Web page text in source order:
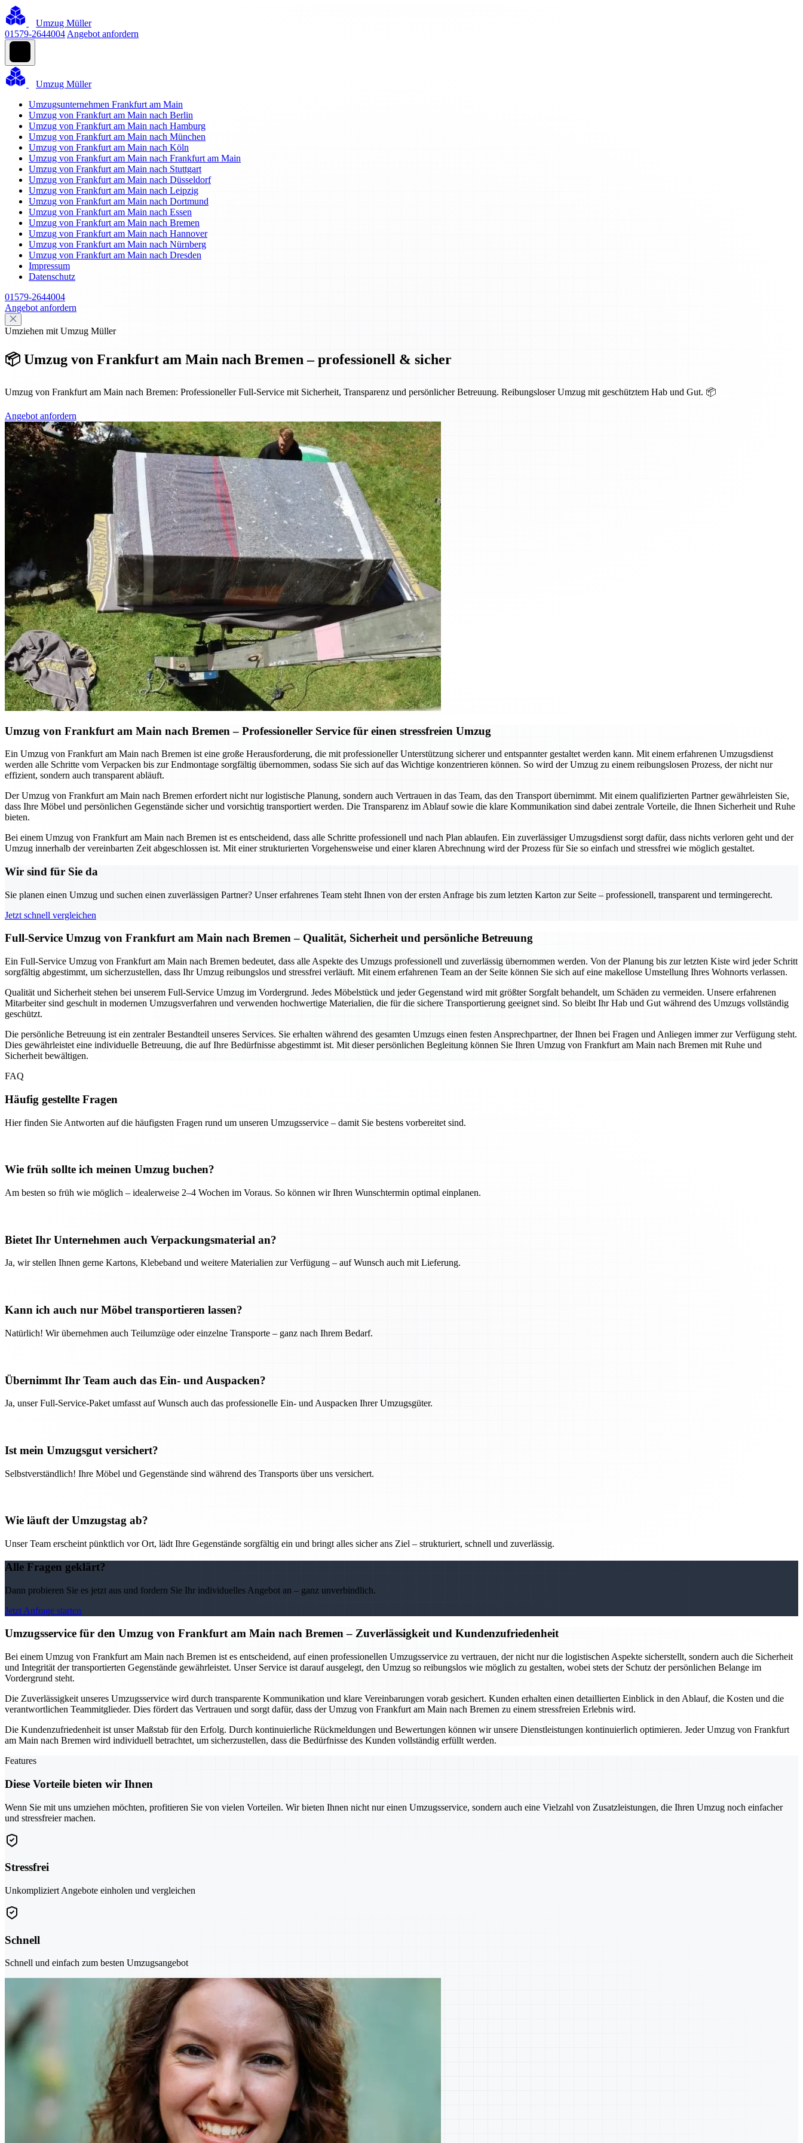
Umzug Müller
01579-2644004 Angebot anfordern
Umzug Müller
Umzugsunternehmen Frankfurt am Main
Umzug von Frankfurt am Main nach Berlin
Umzug von Frankfurt am Main nach Hamburg
Umzug von Frankfurt am Main nach München
Umzug von Frankfurt am Main nach Köln
Umzug von Frankfurt am Main nach Frankfurt am Main
Umzug von Frankfurt am Main nach Stuttgart
Umzug von Frankfurt am Main nach Düsseldorf
Umzug von Frankfurt am Main nach Leipzig
Umzug von Frankfurt am Main nach Dortmund
Umzug von Frankfurt am Main nach Essen
Umzug von Frankfurt am Main nach Bremen
Umzug von Frankfurt am Main nach Hannover
Umzug von Frankfurt am Main nach Nürnberg
Umzug von Frankfurt am Main nach Dresden
Impressum
Datenschutz
01579-2644004
Angebot anfordern
Umziehen mit Umzug Müller
📦 Umzug von Frankfurt am Main nach Bremen – professionell & sicher
Umzug von Frankfurt am Main nach Bremen: Professioneller Full-Service mit Sicherheit, Transparenz und persönlicher Betreuung. Reibungsloser Umzug mit geschütztem Hab und Gut. 📦
Angebot anfordern
Umzug von Frankfurt am Main nach Bremen – Professioneller Service für einen stressfreien Umzug
Ein Umzug von Frankfurt am Main nach Bremen ist eine große Herausforderung, die mit professioneller Unterstützung sicherer und entspannter gestaltet werden kann. Mit einem erfahrenen Umzugsdienst
werden alle Schritte vom Verpacken bis zur Endmontage sorgfältig übernommen, sodass Sie sich auf das Wichtige konzentrieren können. So wird der Umzug zu einem reibungslosen Prozess, der nicht nur
effizient, sondern auch transparent abläuft.
Der Umzug von Frankfurt am Main nach Bremen erfordert nicht nur logistische Planung, sondern auch Vertrauen in das Team, das den Transport übernimmt. Mit einem qualifizierten Partner gewährleisten Sie,
dass Ihre Möbel und persönlichen Gegenstände sicher und vorsichtig transportiert werden. Die Transparenz im Ablauf sowie die klare Kommunikation sind dabei zentrale Vorteile, die Ihnen Sicherheit und Ruhe
bieten.
Bei einem Umzug von Frankfurt am Main nach Bremen ist es entscheidend, dass alle Schritte professionell und nach Plan ablaufen. Ein zuverlässiger Umzugsdienst sorgt dafür, dass nichts verloren geht und der
Umzug innerhalb der vereinbarten Zeit abgeschlossen ist. Mit einer strukturierten Vorgehensweise und einer klaren Abrechnung wird der Prozess für Sie so einfach und stressfrei wie möglich gestaltet.
Wir sind für Sie da
Sie planen einen Umzug und suchen einen zuverlässigen Partner? Unser erfahrenes Team steht Ihnen von der ersten Anfrage bis zum letzten Karton zur Seite – professionell, transparent und termingerecht.
Jetzt schnell vergleichen
Full-Service Umzug von Frankfurt am Main nach Bremen – Qualität, Sicherheit und persönliche Betreuung
Ein Full-Service Umzug von Frankfurt am Main nach Bremen bedeutet, dass alle Aspekte des Umzugs professionell und zuverlässig übernommen werden. Von der Planung bis zur letzten Kiste wird jeder Schritt
sorgfältig abgestimmt, um sicherzustellen, dass Ihr Umzug reibungslos und stressfrei verläuft. Mit einem erfahrenen Team an der Seite können Sie sich auf eine makellose Umstellung Ihres Wohnorts verlassen.
Qualität und Sicherheit stehen bei unserem Full-Service Umzug im Vordergrund. Jedes Möbelstück und jeder Gegenstand wird mit größter Sorgfalt behandelt, um Schäden zu vermeiden. Unsere erfahrenen
Mitarbeiter sind geschult in modernen Umzugsverfahren und verwenden hochwertige Materialien, die für die sichere Transportierung geeignet sind. So bleibt Ihr Hab und Gut während des Umzugs vollständig
geschützt.
Die persönliche Betreuung ist ein zentraler Bestandteil unseres Services. Sie erhalten während des gesamten Umzugs einen festen Ansprechpartner, der Ihnen bei Fragen und Anliegen immer zur Verfügung steht.
Dies gewährleistet eine individuelle Betreuung, die auf Ihre Bedürfnisse abgestimmt ist. Mit dieser persönlichen Begleitung können Sie Ihren Umzug von Frankfurt am Main nach Bremen mit Ruhe und
Sicherheit bewältigen.
FAQ
Häufig gestellte Fragen
Hier finden Sie Antworten auf die häufigsten Fragen rund um unseren Umzugsservice – damit Sie bestens vorbereitet sind.
Wie früh sollte ich meinen Umzug buchen?
Am besten so früh wie möglich – idealerweise 2–4 Wochen im Voraus. So können wir Ihren Wunschtermin optimal einplanen.
Bietet Ihr Unternehmen auch Verpackungsmaterial an?
Ja, wir stellen Ihnen gerne Kartons, Klebeband und weitere Materialien zur Verfügung – auf Wunsch auch mit Lieferung.
Kann ich auch nur Möbel transportieren lassen?
Natürlich! Wir übernehmen auch Teilumzüge oder einzelne Transporte – ganz nach Ihrem Bedarf.
Übernimmt Ihr Team auch das Ein- und Auspacken?
Ja, unser Full-Service-Paket umfasst auf Wunsch auch das professionelle Ein- und Auspacken Ihrer Umzugsgüter.
Ist mein Umzugsgut versichert?
Selbstverständlich! Ihre Möbel und Gegenstände sind während des Transports über uns versichert.
Wie läuft der Umzugstag ab?
Unser Team erscheint pünktlich vor Ort, lädt Ihre Gegenstände sorgfältig ein und bringt alles sicher ans Ziel – strukturiert, schnell und zuverlässig.
Alle Fragen geklärt?
Dann probieren Sie es jetzt aus und fordern Sie Ihr individuelles Angebot an – ganz unverbindlich.
Jetzt Anfrage starten
Umzugsservice für den Umzug von Frankfurt am Main nach Bremen – Zuverlässigkeit und Kundenzufriedenheit
Bei einem Umzug von Frankfurt am Main nach Bremen ist es entscheidend, auf einen professionellen Umzugsservice zu vertrauen, der nicht nur die logistischen Aspekte sicherstellt, sondern auch die Sicherheit
und Integrität der transportierten Gegenstände gewährleistet. Unser Service ist darauf ausgelegt, den Umzug so reibungslos wie möglich zu gestalten, wobei stets der Schutz der persönlichen Belange im
Vordergrund steht.
Die Zuverlässigkeit unseres Umzugsservice wird durch transparente Kommunikation und klare Vereinbarungen vorab gesichert. Kunden erhalten einen detaillierten Einblick in den Ablauf, die Kosten und die
verantwortlichen Teammitglieder. Dies fördert das Vertrauen und sorgt dafür, dass der Umzug von Frankfurt am Main nach Bremen zu einem stressfreien Erlebnis wird.
Die Kundenzufriedenheit ist unser Maßstab für den Erfolg. Durch kontinuierliche Rückmeldungen und Bewertungen können wir unsere Dienstleistungen kontinuierlich optimieren. Jeder Umzug von Frankfurt
am Main nach Bremen wird individuell betrachtet, um sicherzustellen, dass die Bedürfnisse des Kunden vollständig erfüllt werden.
Features
Diese Vorteile bieten wir Ihnen
Wenn Sie mit uns umziehen möchten, profitieren Sie von vielen Vorteilen. Wir bieten Ihnen nicht nur einen Umzugsservice, sondern auch eine Vielzahl von Zusatzleistungen, die Ihren Umzug noch einfacher
und stressfreier machen.
Stressfrei
Unkompliziert Angebote einholen und vergleichen
Schnell
Schnell und einfach zum besten Umzugsangebot